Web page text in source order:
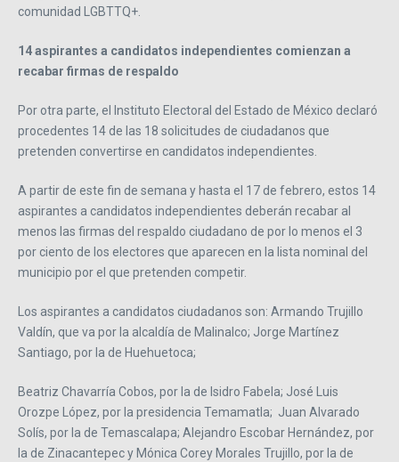
comunidad LGBTTQ+.
14 aspirantes a candidatos independientes comienzan a
recabar firmas de respaldo
Por otra parte, el Instituto Electoral del Estado de México declaró
procedentes 14 de las 18 solicitudes de ciudadanos que
pretenden convertirse en candidatos independientes.
A partir de este fin de semana y hasta el 17 de febrero, estos 14
aspirantes a candidatos independientes deberán recabar al
menos las firmas del respaldo ciudadano de por lo menos el 3
por ciento de los electores que aparecen en la lista nominal del
municipio por el que pretenden competir.
Los aspirantes a candidatos ciudadanos son: Armando Trujillo
Valdín, que va por la alcaldía de Malinalco; Jorge Martínez
Santiago, por la de Huehuetoca;
Beatriz Chavarría Cobos, por la de Isidro Fabela; José Luis
Orozpe López, por la presidencia Temamatla; Juan Alvarado
Solís, por la de Temascalapa; Alejandro Escobar Hernández, por
la de Zinacantepec y Mónica Corey Morales Trujillo, por la de